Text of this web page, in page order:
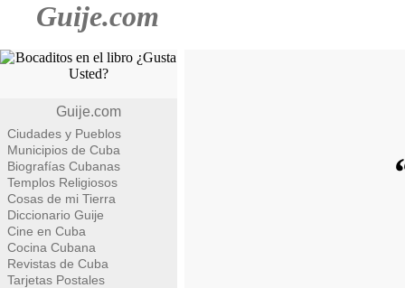
Guije.com
Guije.com
Ciudades y Pueblos
Municipios de Cuba
Biografías Cubanas
Templos Religiosos
Cosas de mi Tierra
Diccionario Guije
Cine en Cuba
Cocina Cubana
Revistas de Cuba
Tarjetas Postales